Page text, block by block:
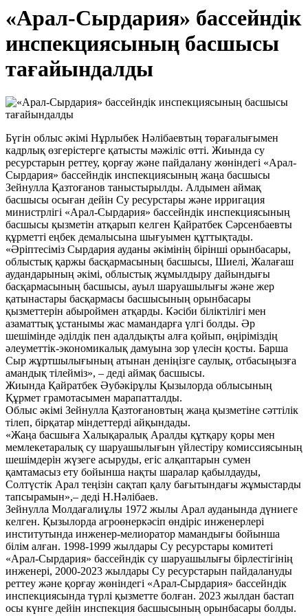
«Арал-Сырдария» бассейндік
инспекциясының басшысы
тағайындалды
Бүгін облыс әкімі Нұрлыбек Нәлібаевтың төрағалығымен
кадрлық өзгерістерге қатысты мәжіліс өтті. Жиында су
ресурстарын реттеу, қорғау және пайдалану жөніндегі «Арал-
Сырдария» бассейндік инспекциясының жаңа басшысы
Зейнулла Қазтоғанов таныстырылды. Алдымен аймақ
басшысы осыған дейін Су ресурстары және ирригация
министрлігі «Арал-Сырдария» бассейндік инспекциясының
басшысы қызметін атқарып келген Қайратбек Сәрсенбаевты
құрметті еңбек демалысына шығуымен құттықтады.
«Әріптесіміз Сырдария ауданы әкімінің бірінші орынбасары,
облыстық қаржы басқармасының басшысы, Шиелі, Жалағаш
аудандарының әкімі, облыстық жұмылдыру дайындығы
басқармасының басшысы, ауыл шаруашылығы және жер
қатынастары басқармасы басшысының орынбасары
қызметтерін абыроймен атқарды. Кәсіби біліктілігі мен
азаматтық ұстанымы жас мамандарға үлгі болды. Әр
шешімінде әділдік пен адалдықты алға қойып, өңіріміздің
әлеуметтік-экономикалық дамуына зор үлесін қосты. Барша
Сыр жұртшылығының атынан деніңізге саулық, отбасыңызға
амандық тілейміз», – деді аймақ басшысы.
Жиында Қайратбек Әубәкірұлы Қызылорда облысының
Құрмет грамотасымен марапатталды.
Облыс әкімі Зейнулла Қазтоғановтың жаңа қызметіне сәттілік
тілеп, бірқатар міндеттерді айқындады.
«Жаңа басшыға Халықаралық Аралды құтқару қоры мен
мемлекетаралық су шаруашылығын үйлестіру комиссиясының
шешімдерін жүзеге асыруды, егіс алқаптарын сумен
қамтамасыз ету бойынша нақты шаралар қабылдауды,
Солтүстік Арал теңізін сақтап қалу бағытындағы жұмыстарды
тапсырамын»,– деді Н.Нәлібаев.
Зейнулла Молдағалиұлы 1972 жылы Арал ауданында дүниеге
келген. Қызылорда агроөнеркәсіп өндіріс инженерлері
институтында инженер-мелиоратор мамандығы бойынша
білім алған. 1998-1999 жылдары Су ресурстары комитеті
«Арал-Сырдария» бассейндік су шаруашылығы бірлестігінің
инженері, 2000-2023 жылдары Су ресурстарын пайдалануды
реттеу және қорғау жөніндегі «Арал-Сырдария» бассейндік
инспекциясында түрлі қызметте болған. 2023 жылдан бастап
осы күнге дейін инспекция басшысының орынбасары болды.